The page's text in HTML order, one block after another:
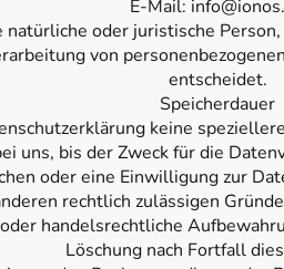
E-Mail:
oder juristische
von
entscheidet.
Speicherdauer
keine
uns, bis der Zweck für die
oder eine Einwilligung zur
rechtlich zulässigen
handelsrechtliche
Löschung nach Fortfall